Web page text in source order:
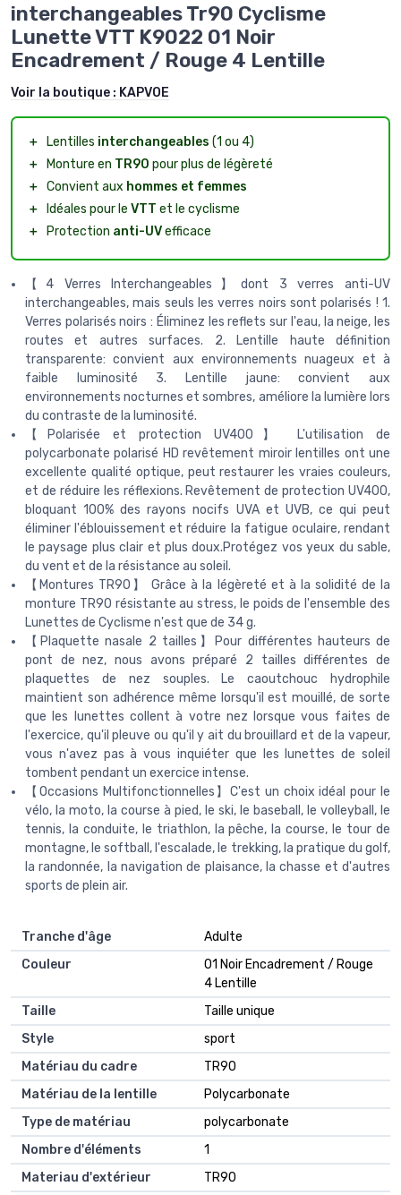
interchangeables Tr90 Cyclisme
Lunette VTT K9022 01 Noir
Encadrement / Rouge 4 Lentille
Voir la boutique : KAPVOE
＋ Lentilles interchangeables (1 ou 4)
＋ Monture en TR90 pour plus de légèreté
＋ Convient aux hommes et femmes
＋ Idéales pour le VTT et le cyclisme
＋ Protection anti-UVefficace
【4 Verres Interchangeables】dont 3 verres anti-UV
interchangeables, mais seuls les verres noirs sont polarisés ! 1.
Verres polarisés noirs : Éliminez les reflets sur l'eau, la neige, les
routes et autres surfaces. 2. Lentille haute définition
transparente: convient aux environnements nuageux et à
faible luminosité 3. Lentille jaune: convient aux
environnements nocturnes et sombres, améliore la lumière lors
du contraste de la luminosité.
【Polarisée et protection UV400】 L'utilisation de
polycarbonate polarisé HD revêtement miroir lentilles ont une
excellente qualité optique, peut restaurer les vraies couleurs,
et de réduire les réflexions. Revêtement de protection UV400,
bloquant 100% des rayons nocifs UVA et UVB, ce qui peut
éliminer l'éblouissement et réduire la fatigue oculaire, rendant
le paysage plus clair et plus doux.Protégez vos yeux du sable,
du vent et de la résistance au soleil.
【Montures TR90】 Grâce à la légèreté et à la solidité de la
monture TR90 résistante au stress, le poids de l'ensemble des
Lunettes de Cyclisme n'est que de 34 g.
【Plaquette nasale 2 tailles】Pour différentes hauteurs de
pont de nez, nous avons préparé 2 tailles différentes de
plaquettes de nez souples. Le caoutchouc hydrophile
maintient son adhérence même lorsqu'il est mouillé, de sorte
que les lunettes collent à votre nez lorsque vous faites de
l'exercice, qu'il pleuve ou qu'il y ait du brouillard et de la vapeur,
vous n'avez pas à vous inquiéter que les lunettes de soleil
tombent pendant un exercice intense.
【Occasions Multifonctionnelles】C'est un choix idéal pour le
vélo, la moto, la course à pied, le ski, le baseball, le volleyball, le
tennis, la conduite, le triathlon, la pêche, la course, le tour de
montagne, le softball, l'escalade, le trekking, la pratique du golf,
la randonnée, la navigation de plaisance, la chasse et d'autres
sports de plein air.
Tranche d'âge
‎Adulte
Couleur
‎01 Noir Encadrement / Rouge
4 Lentille
Taille
‎Taille unique
Style
‎sport
Matériau du cadre
‎TR90
Matériau de la lentille
‎Polycarbonate
Type de matériau
‎polycarbonate
Nombre d'éléments
‎1
Materiau d'extérieur
‎TR90